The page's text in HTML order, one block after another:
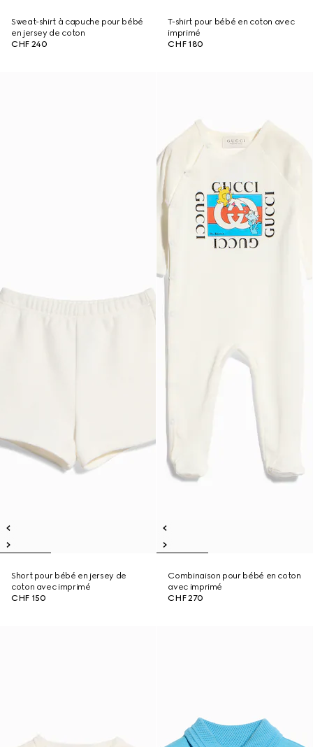
Sweat-shirt à capuche pour bébé
en jersey de coton
CHF 240
T-shirt pour bébé en coton avec
imprimé
CHF 180
Short pour bébé en jersey de
coton avec imprimé
CHF 150
Combinaison pour bébé en coton
avec imprimé
CHF 270